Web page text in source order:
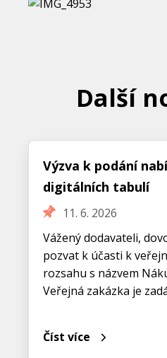
Další
Výzva k podání
digitálních tabulí
11. 6. 2026
Vážený dodavateli,
pozvat k účasti k
rozsahu s názvem
Veřejná zakázka je
Číst více